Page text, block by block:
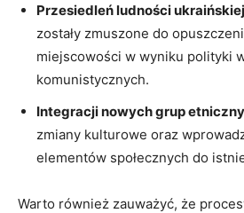
Przesiedleń ludności ukraińskiej
zostały zmuszone do
miejscowości w wyniku polityki
komunistycznych.
Integracji nowych grup
zmiany kulturowe oraz
elementów społecznych do
Warto również zauważyć, że